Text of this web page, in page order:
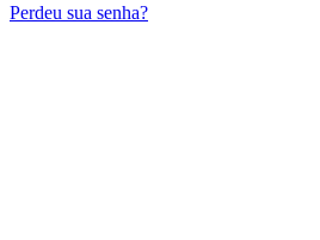
Perdeu sua senha?